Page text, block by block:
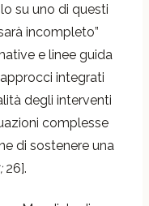
su uno di questi
incompleto”
e linee guida
integrati
degli interventi
complesse
di sostenere una
26].